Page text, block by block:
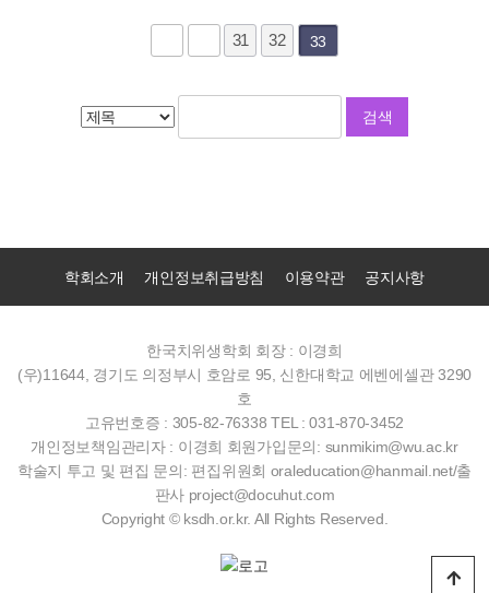
31 32 33
학회소개 개인정보취급방침 이용약관 공지사항
한국치위생학회 회장 : 이경희
(우)11644, 경기도 의정부시 호암로 95, 신한대학교 에벤에셀관 3290
호
고유번호증 : 305-82-76338 TEL : 031-870-3452
개인정보책임관리자 : 이경희 회원가입문의: sunmikim@wu.ac.kr
학술지 투고 및 편집 문의: 편집위원회 oraleducation@hanmail.net/출
판사 project@docuhut.com
Copyright © ksdh.or.kr. All Rights Reserved.